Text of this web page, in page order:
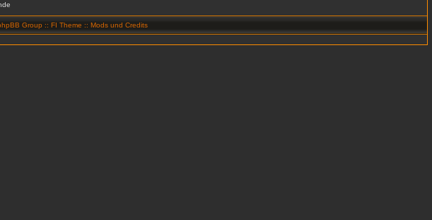
Group :: FI Theme :: Mods und Credits